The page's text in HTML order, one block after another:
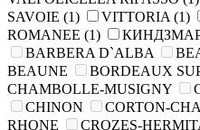
SAVOIE (1) VITTORIA (1)
ROMANEE (1)
BARBERA D`ALBA
BEAUNE
BORDEAUX
CHAMBOLLE-MUSIGNY
CHINON
CORTON-
RHONE
CROZES-